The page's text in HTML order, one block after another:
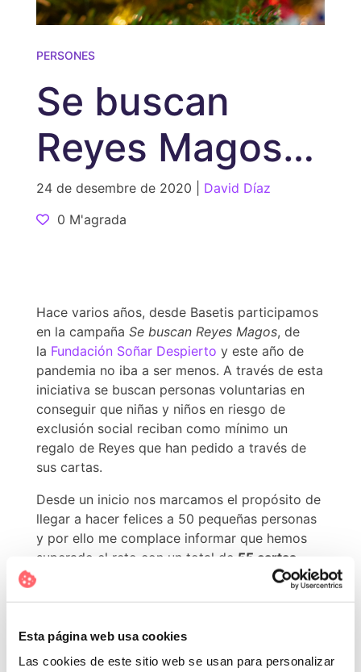
Esta página web usa cookies
Las cookies de este sitio web se usan para personalizar
PERSONES
Se buscan
Reyes Magos,
55 ilusiones
hechas
24 de desembre de 2020 | David Díaz
0 M'agrada
Hace varios años, desde Basetis participamos
en la campaña Se buscan Reyes Magos, de
la Fundación Soñar Despierto y este año de
pandemia no iba a ser menos. A través de esta
iniciativa se buscan personas voluntarias en
conseguir que niñas y niños en riesgo de
exclusión social reciban como mínimo un
regalo de Reyes que han pedido a través de
sus cartas.
Desde un inicio nos marcamos el propósito de
llegar a hacer felices a 50 pequeñas personas
y por ello me complace informar que hemos
superado el reto con un total de 55 cartas
recogidas
¡Muchas gracias!